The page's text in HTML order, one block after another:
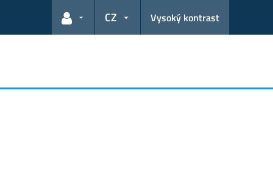
Odkazy pro uživatele
CZ Vysoký kontrast